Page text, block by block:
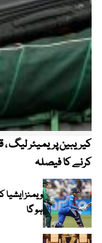
کرنے کا فیصلہ
ہو گا